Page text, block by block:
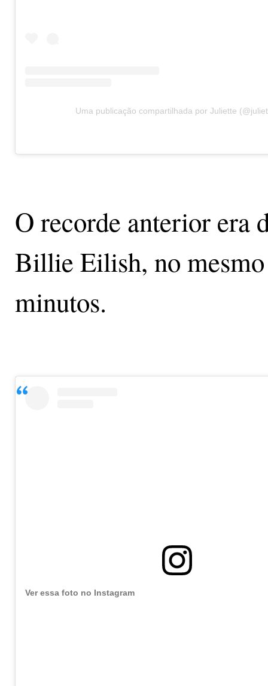
Uma publicação compartilhada por Juliette
O recorde anterior era
Billie Eilish, no
minutos.
Ver essa foto no Instagram